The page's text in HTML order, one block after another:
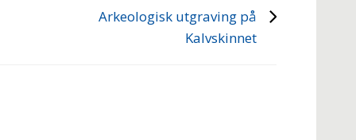
Arkeologisk utgraving på
Kalvskinnet